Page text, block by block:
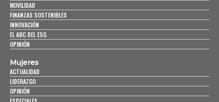
MOVILIDAD
FINANZAS SOSTENIBLES
INNOVACIÓN
EL ABC DEL ESG
OPINIÓN
Mujeres
ACTUALIDAD
LIDERAZGO
OPINIÓN